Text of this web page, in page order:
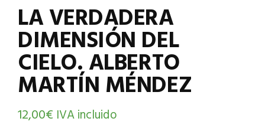
LA VERDADERA
DIMENSIÓN DEL
CIELO. ALBERTO
MARTÍN MÉNDEZ
12,00€ IVA incluido